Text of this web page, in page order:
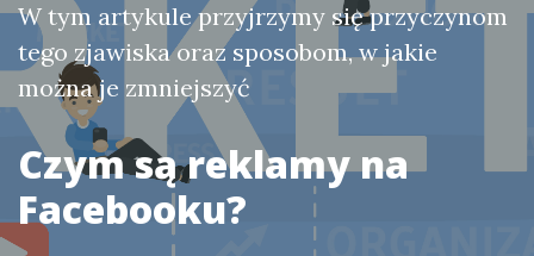
W tym artykule przyjrzymy się przyczynom
tego zjawiska oraz sposobom, w jakie
można je zmniejszyć
Czym są reklamy na
Facebooku?